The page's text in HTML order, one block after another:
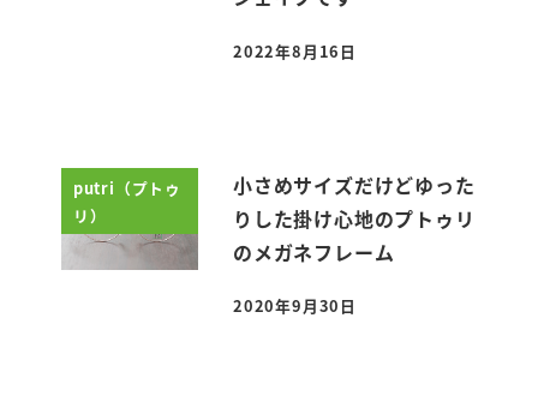
投稿日
2022年8月16日
putri（プトゥ
リ）
小さめサイズだけどゆった
りした掛け心地のプトゥリ
のメガネフレーム
投稿日
2020年9月30日